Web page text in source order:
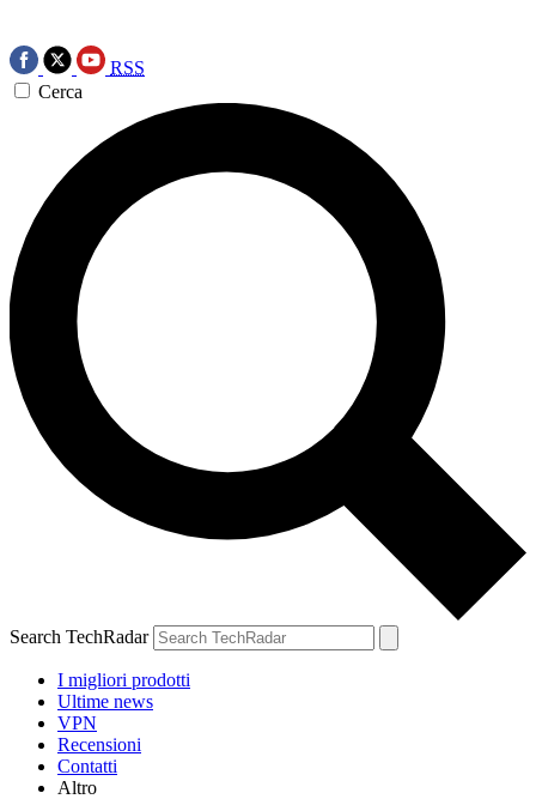
RSS
Cerca
Search TechRadar
I migliori prodotti
Ultime news
VPN
Recensioni
Contatti
Altro